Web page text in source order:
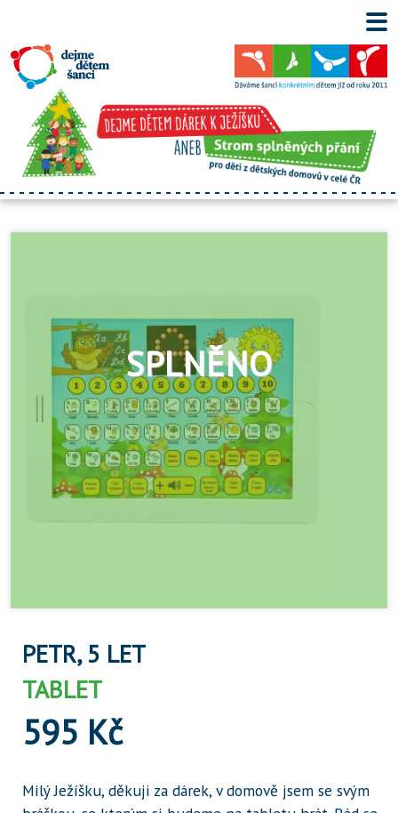
PETR, 5 LET
TABLET
595 Kč
Milý Ježíšku, děkuji za dárek, v domově jsem se svým